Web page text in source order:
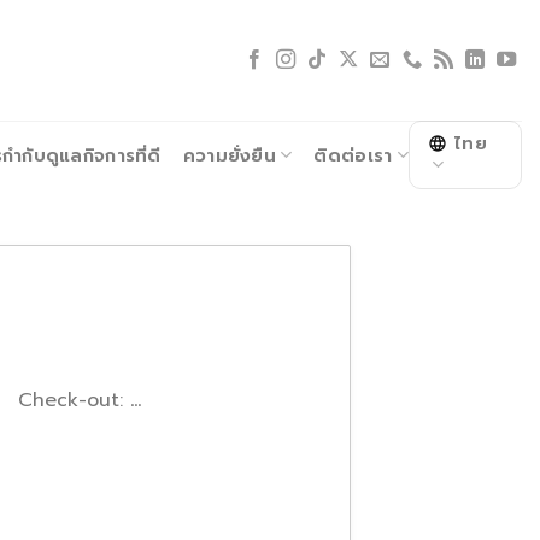
ำกับดูแลกิจการที่ดี ความยั่งยืน ติดต่อเรา ไทย
Check-out: ...